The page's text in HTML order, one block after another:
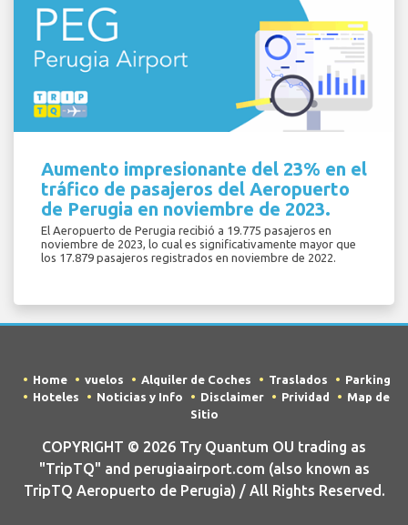
Aumento impresionante del 23% en el
tráfico de pasajeros del Aeropuerto
de Perugia en noviembre de 2023.
El Aeropuerto de Perugia recibió a 19.775 pasajeros en
noviembre de 2023, lo cual es significativamente mayor que
los 17.879 pasajeros registrados en noviembre de 2022.
Home vuelos Alquiler de Coches Traslados
Parking
Hoteles
Noticias y Info Disclaimer Prividad
Map de
Sitio
COPYRIGHT © 2026 Try Quantum OU trading as
"TripTQ" and perugiaairport.com (also known as
TripTQ Aeropuerto de Perugia) / All Rights Reserved.